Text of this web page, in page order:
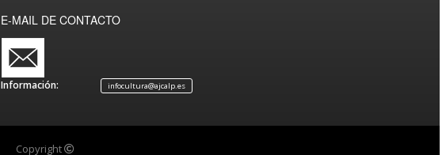
E-MAIL DE CONTACTO
Información: infocultura@ajcalp.es
Copyright